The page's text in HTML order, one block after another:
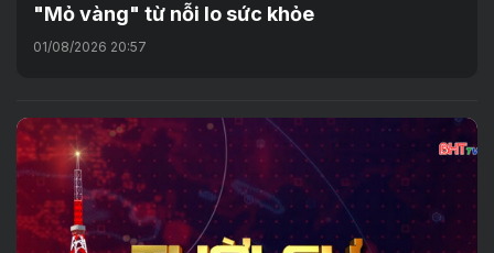
"Mỏ vàng" từ nỗi lo sức khỏe
01/08/2026 20:57